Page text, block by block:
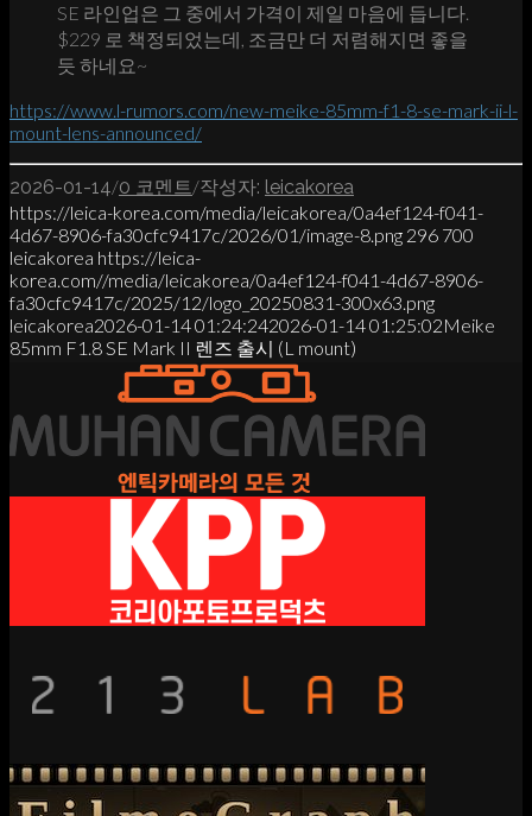
SE 라인업은 그 중에서 가격이 제일 마음에 듭니다.
$229 로 책정되었는데, 조금만 더 저렴해지면 좋을
듯 하네요~
https://www.l-rumors.com/new-meike-85mm-f1-8-se-mark-ii-l-
mount-lens-announced/
2026-01-14/0 코멘트/작성자: leicakorea
https://leica-korea.com/media/leicakorea/0a4ef124-f041-
4d67-8906-fa30cfc9417c/2026/01/image-8.png 296 700
leicakorea https://leica-
korea.com//media/leicakorea/0a4ef124-f041-4d67-8906-
fa30cfc9417c/2025/12/logo_20250831-300x63.png
leicakorea2026-01-14 01:24:242026-01-14 01:25:02Meike
85mm F1.8 SE Mark II 렌즈 출시 (L mount)